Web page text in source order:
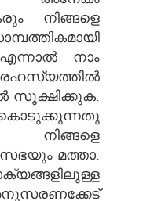
നിങ്ങളെ
നാം
സൂക്ഷിക്കുക.
നിങ്ങളെ
മത്താ.